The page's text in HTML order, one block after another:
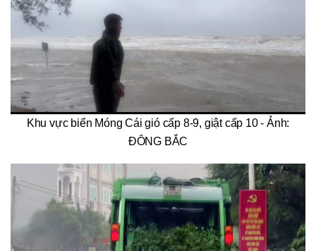
Khu vực biển Móng Cái gió cấp 8-9, giật cấp 10 - Ảnh:
ĐÔNG BẮC